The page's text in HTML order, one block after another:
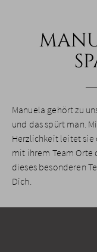
Manuela gehört zu
und das spürt man.
Herzlichkeit leitet sie
mit ihrem Team Orte
dieses besonderen
Dich.